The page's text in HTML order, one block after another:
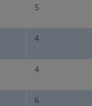
5
4
4
6